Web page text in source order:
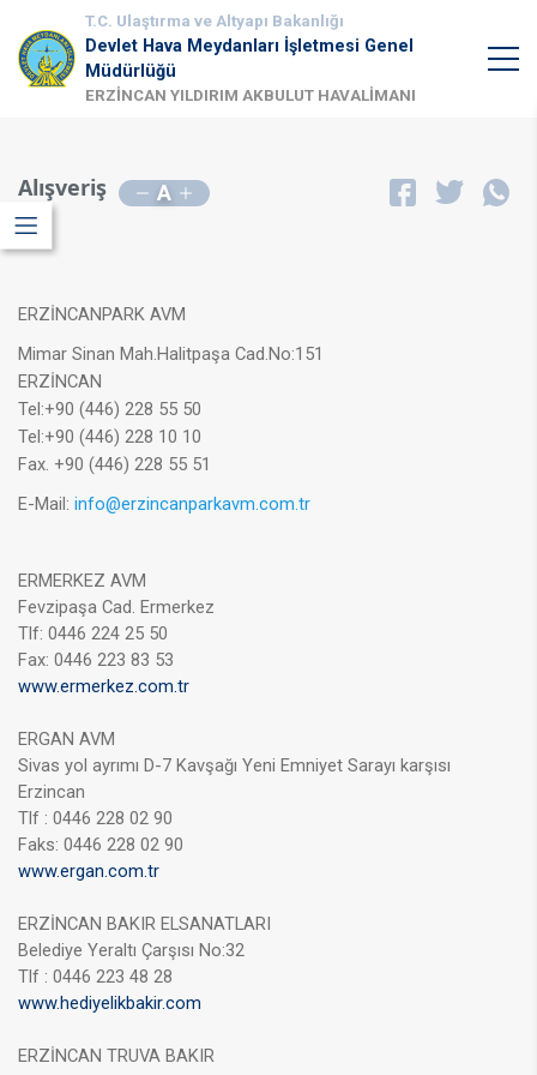
T.C. Ulaştırma ve Altyapı Bakanlığı
Devlet Hava Meydanları İşletmesi Genel
Müdürlüğü
ERZİNCAN YILDIRIM AKBULUT HAVALİMANI
Alışveriş A
ERZİNCANPARK AVM
Mimar Sinan Mah.Halitpaşa Cad.No:151
ERZİNCAN
Tel:+90 (446) 228 55 50
Tel:+90 (446) 228 10 10
Fax. +90 (446) 228 55 51
E-Mail: info@erzincanparkavm.com.tr
ERMERKEZ AVM
Fevzipaşa Cad. Ermerkez
Tlf: 0446 224 25 50
Fax: 0446 223 83 53
www.ermerkez.com.tr
ERGAN AVM
Sivas yol ayrımı D-7 Kavşağı Yeni Emniyet Sarayı karşısı
Erzincan
Tlf : 0446 228 02 90
Faks: 0446 228 02 90
www.ergan.com.tr
ERZİNCAN BAKIR ELSANATLARI
Belediye Yeraltı Çarşısı No:32
Tlf : 0446 223 48 28
www.hediyelikbakir.com
ERZİNCAN TRUVA BAKIR